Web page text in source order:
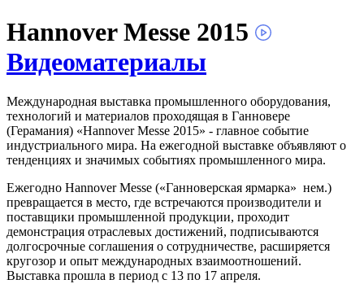
Hannover Messe 2015
Видеоматериалы
Международная выставка промышленного оборудования,
технологий и материалов проходящая в Ганновере
(Герамания) «Hannover Messe 2015» - главное событие
индустриального мира. На ежегодной выставке объявляют о
тенденциях и значимых событиях промышленного мира.
Ежегодно Hannover Messe («Ганноверская ярмарка» нем.)
превращается в место, где встречаются производители и
поставщики промышленной продукции, проходит
демонстрация отраслевых достижений, подписываются
долгосрочные соглашения о сотрудничестве, расширяется
кругозор и опыт международных взаимоотношений.
Выставка прошла в период с 13 по 17 апреля.